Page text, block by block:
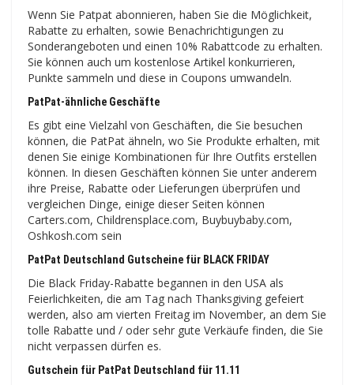
Wenn Sie Patpat abonnieren, haben Sie die Möglichkeit,
Rabatte zu erhalten, sowie Benachrichtigungen zu
Sonderangeboten und einen 10% Rabattcode zu erhalten.
Sie können auch um kostenlose Artikel konkurrieren,
Punkte sammeln und diese in Coupons umwandeln.
PatPat-ähnliche Geschäfte
Es gibt eine Vielzahl von Geschäften, die Sie besuchen
können, die PatPat ähneln, wo Sie Produkte erhalten, mit
denen Sie einige Kombinationen für Ihre Outfits erstellen
können. In diesen Geschäften können Sie unter anderem
ihre Preise, Rabatte oder Lieferungen überprüfen und
vergleichen Dinge, einige dieser Seiten können
Carters.com, Childrensplace.com, Buybuybaby.com,
Oshkosh.com sein
PatPat Deutschland Gutscheine für BLACK FRIDAY
Die Black Friday-Rabatte begannen in den USA als
Feierlichkeiten, die am Tag nach Thanksgiving gefeiert
werden, also am vierten Freitag im November, an dem Sie
tolle Rabatte und / oder sehr gute Verkäufe finden, die Sie
nicht verpassen dürfen es.
Gutschein für PatPat Deutschland für 11.11